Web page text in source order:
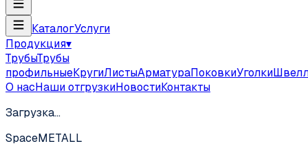
КаталогУслуги
Продукция▾
ТрубыТрубы
профильныеКругиЛистыАрматураПоковкиУголки
О насНаши отгрузкиНовостиКонтакты
Загрузка…
SpaceMETALL